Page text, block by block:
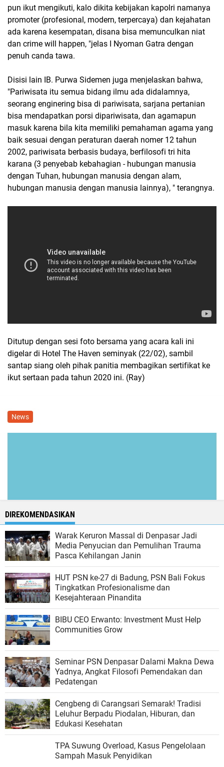
pun ikut mengikuti, kalo dikita kebijakan kapolri namanya
promoter (profesional, modern, terpercaya) dan kejahatan
ada karena kesempatan, disana bisa memunculkan niat
dan crime will happen, "jelas I Nyoman Gatra dengan
penuh canda tawa.
Disisi lain IB. Purwa Sidemen juga menjelaskan bahwa,
"Pariwisata itu semua bidang ilmu ada didalamnya,
seorang enginering bisa di pariwisata, sarjana pertanian
bisa mendapatkan porsi dipariwisata, dan agamapun
masuk karena bila kita memiliki pemahaman agama yang
baik sesuai dengan peraturan daerah nomer 12 tahun
2002, pariwisata berbasis budaya, berfilosofi tri hita
karana (3 penyebab kebahagian - hubungan manusia
dengan Tuhan, hubungan manusia dengan alam,
hubungan manusia dengan manusia lainnya), " terangnya.
Ditutup dengan sesi foto bersama yang acara kali ini
digelar di Hotel The Haven seminyak (22/02), sambil
santap siang oleh pihak panitia membagikan sertifikat ke
ikut sertaan pada tahun 2020 ini. (Ray)
News
DIREKOMENDASIKAN
Warak Keruron Massal di Denpasar Jadi
Media Penyucian dan Pemulihan Trauma
Pasca Kehilangan Janin
HUT PSN ke-27 di Badung, PSN Bali Fokus
Tingkatkan Profesionalisme dan
Kesejahteraan Pinandita
BIBU CEO Erwanto: Investment Must Help
Communities Grow
Seminar PSN Denpasar Dalami Makna Dewa
Yadnya, Angkat Filosofi Pemendakan dan
Pedatengan
Cengbeng di Carangsari Semarak! Tradisi
Leluhur Berpadu Piodalan, Hiburan, dan
Edukasi Kesehatan
TPA Suwung Overload, Kasus Pengelolaan
Sampah Masuk Penyidikan